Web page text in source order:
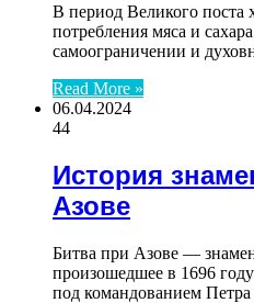
В период Великого поста
потребления мяса и
самоограничении и
Read More »
06.04.2024
44
История
Азове
Битва при Азове —
произошедшее в 1696
под командованием